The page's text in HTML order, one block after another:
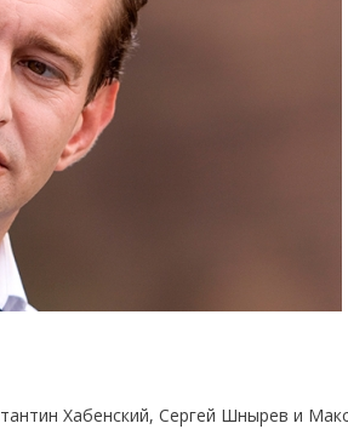
Хабенский, Сергей Шнырев и